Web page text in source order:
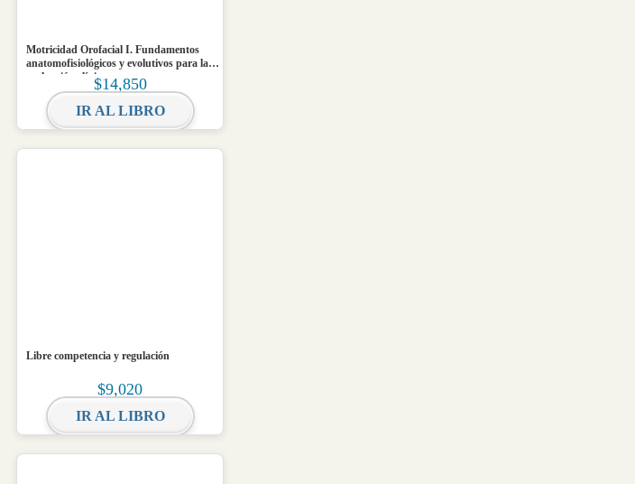
Motricidad Orofacial I. Fundamentos
anatomofisiológicos y evolutivos para la
evaluación clínica
$14,850
IR AL LIBRO
Libre competencia y regulación
$9,020
IR AL LIBRO